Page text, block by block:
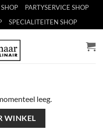
PARTYSERVICE SHOP
SPECIALITEITEN SHOP
leeg.
WINKEL